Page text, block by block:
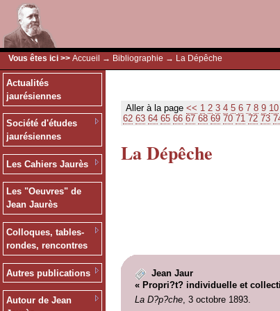
Vous êtes ici >> Accueil → Bibliographie → La Dépêche
Actualités
jaurésiennes
Société d'études
jaurésiennes
Les Cahiers Jaurès
Les "Oeuvres" de
Jean Jaurès
Colloques, tables-
rondes, rencontres
Autres publications
Autour de Jean
Aller à la page << 1 2 3 4 5 6 7 8 9 10
62 63 64 65 66 67 68 69 70 71 72 73
La Dépêche
Jean Jaur
« Propri?t? individuelle et
La D?p?che, 3 octobre 1893.